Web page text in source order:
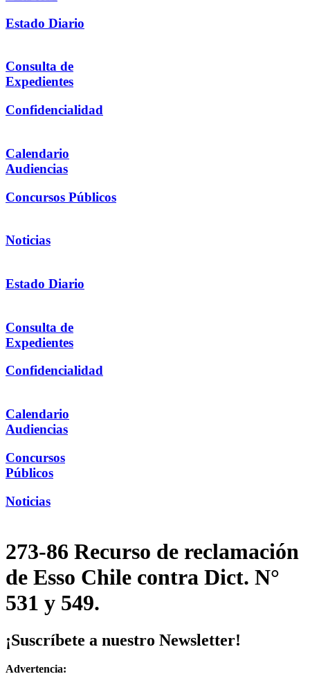
Estado Diario
Consulta de
Expedientes
Confidencialidad
Calendario
Audiencias
Concursos Públicos
Noticias
Estado Diario
Consulta de
Expedientes
Confidencialidad
Calendario
Audiencias
Concursos
Públicos
Noticias
273-86 Recurso de reclamación
de Esso Chile contra Dict. N°
531 y 549.
¡Suscríbete a nuestro Newsletter!
Advertencia: